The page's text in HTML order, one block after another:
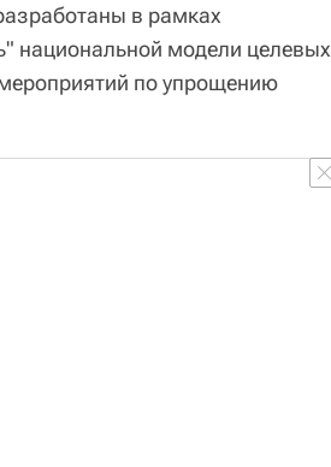
в рамках
национальной модели целевых
по упрощению